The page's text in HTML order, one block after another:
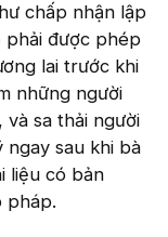
chấp nhận lập
phải được phép
lai trước khi
những người
sa thải người
ngay sau khi bà
liệu có bản
pháp.